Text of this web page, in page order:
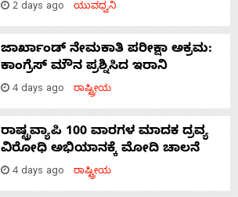
2 days ago ಯುವಧ್ವನಿ
ಜಾರ್ಖಾಂಡ್‌ ನೇಮಕಾತಿ ಪರೀಕ್ಷಾ ಅಕ್ರಮ:
ಕಾಂಗ್ರೆಸ್‌ ಮೌನ ಪ್ರಶ್ನಿಸಿದ ಇರಾನಿ
4 days ago ರಾಷ್ಟ್ರೀಯ
ರಾಷ್ಟ್ರವ್ಯಾಪಿ 100 ವಾರಗಳ ಮಾದಕ ದ್ರವ್ಯ
ವಿರೋಧಿ ಅಭಿಯಾನಕ್ಕೆ ಮೋದಿ ಚಾಲನೆ
4 days ago ರಾಷ್ಟ್ರೀಯ